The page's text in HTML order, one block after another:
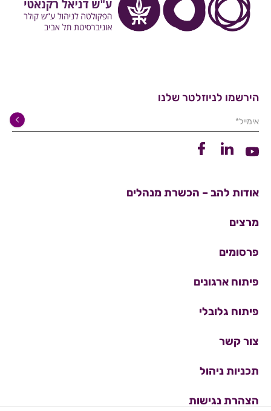
הירשמו לניוזלטר שלנו
אימייל*
קישור ליוטיובקישור ללינקדיןקישור לפייסבוק
אודות להב – הכשרת מנהלים
מרצים
פרסומים
פיתוח ארגונים
פיתוח גלובלי
צור קשר
תכניות ניהול
הצהרת נגישות